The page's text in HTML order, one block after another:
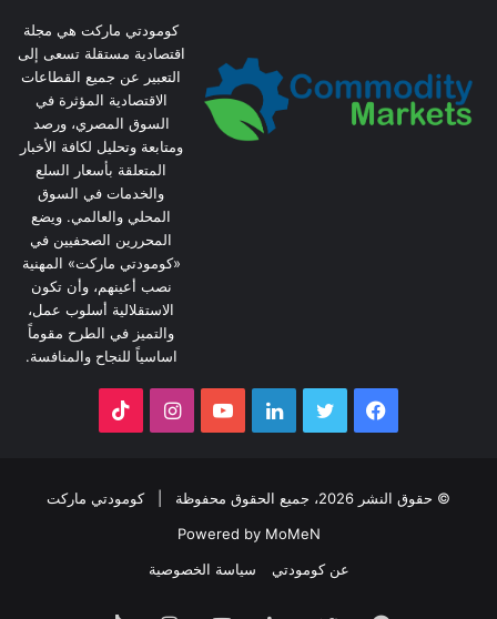
كومودتي ماركت هي مجلة
اقتصادية مستقلة تسعى إلى
التعبير عن جميع القطاعات
الاقتصادية المؤثرة في
السوق المصري، ورصد
ومتابعة وتحليل لكافة الأخبار
المتعلقة بأسعار السلع
والخدمات في السوق
المحلي والعالمي. ويضع
المحررين الصحفيين في
«كومودتي ماركت» المهنية
نصب أعينهم، وأن تكون
الاستقلالية أسلوب عمل،
والتميز في الطرح مقوماً
اساسياً للنجاح والمنافسة.
فيسبوك تويتر لينكدإنيوتيوبانستقرام
© حقوق النشر 2026، جميع الحقوق محفوظة |
كومودتي ماركت
Powered by MoMeN
عن كومودتي
سياسة الخصوصية